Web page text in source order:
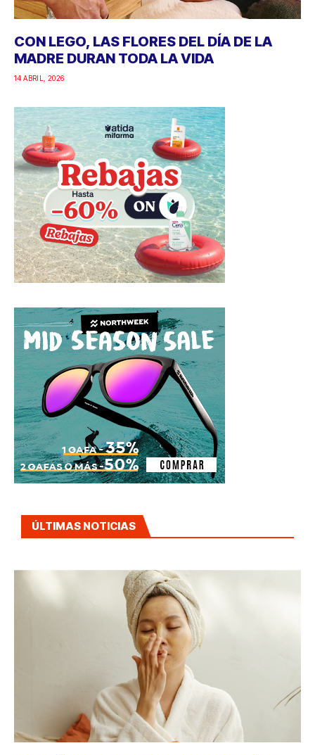
CON LEGO, LAS FLORES DEL DÍA DE LA
MADRE DURAN TODA LA VIDA
14 ABRIL, 2026
ÚLTIMAS NOTICIAS